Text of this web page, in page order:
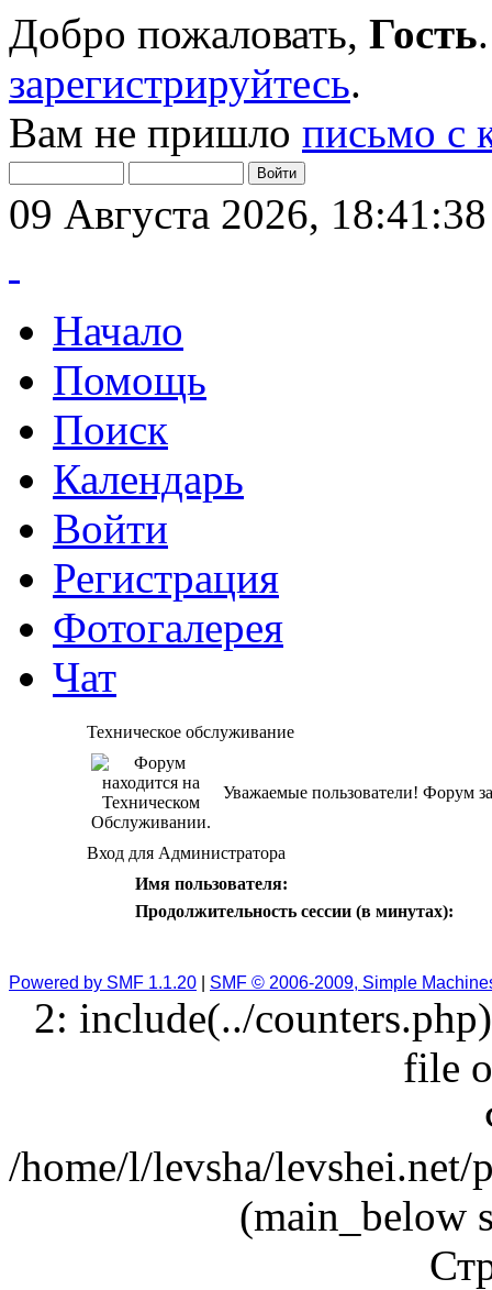
Добро пожаловать, Гость
зарегистрируйтесь.
Вам не пришло письмо с
09 Августа 2026, 18:41:38
Начало
Помощь
Поиск
Календарь
Войти
Регистрация
Фотогалерея
Чат
Техническое обслуживание
Уважаемые пользователи! Форум
Вход для Администратора
Имя пользователя:
Продолжительность сессии (в минутах):
Powered by SMF 1.1.20 SMF © 2006-2009, Simple
2: include(../
file
/home/l/levsha/
(main_below